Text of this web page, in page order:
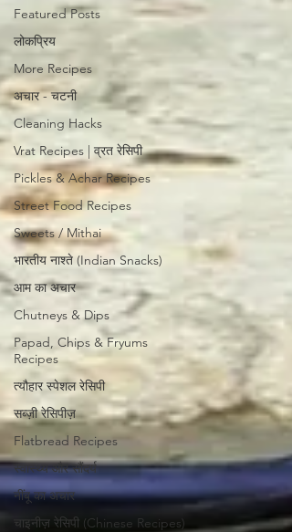
Featured Posts
लोकप्रिय
More Recipes
अचार - चटनी
Cleaning Hacks
Vrat Recipes | व्रत रेसिपी
Pickles & Achar Recipes
Street Food Recipes
Sweets / Mithai
भारतीय नाश्ते (Indian Snacks)
आम का अचार
Chutneys & Dips
Papad, Chips & Fryums
Recipes
त्यौहार स्पेशल रेसिपी
सब्ज़ी रेसिपीज़
Flatbread Recipes
स्वास्थ्य और सौंदर्य
नींबू का अचार
चाइनीज़ रेसिपी (Chinese Recipes)